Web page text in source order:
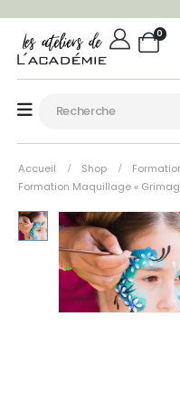
0
Accueil Shop
Formation Maquillage «